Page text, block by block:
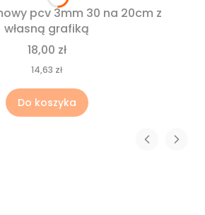
pcv 3mm 30 na 20cm z
własną grafiką
18,00 zł
14,63 zł
Do koszyka